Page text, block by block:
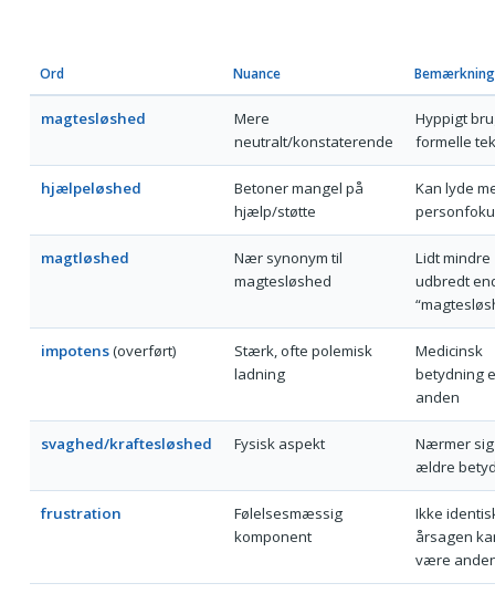
Ord Nuance Bemærkning
magtesløshed
Mere
neutralt/konstaterende
Hyppigt
formelle
hjælpeløshed
Betoner mangel på
hjælp/støtte
Kan lyde
magtløshed
Nær synonym til
magtesløshed
Lidt mindre
udbredt
impotens(overført)
Stærk, ofte polemisk
ladning
Medicinsk
betydning
anden
svaghed/kraftesløshed Fysisk aspekt
Nærmer
ældre
frustration
Følelsesmæssig
komponent
Ikke
årsagen
være